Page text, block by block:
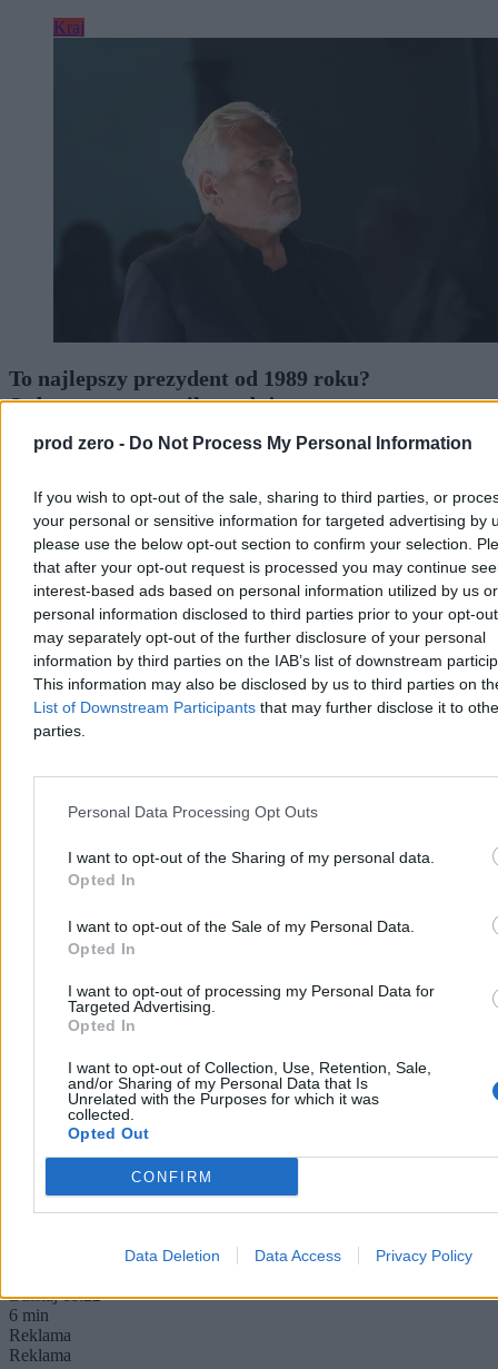
prod zero - Do Not Process My Personal Information
If you wish to opt-out of the sale, sharing to third parties, or
your personal or sensitive information for targeted advertising by
please use the below opt-out section to confirm your selection.
that after your opt-out request is processed you may continue
interest-based ads based on personal information utilized by us or
personal information disclosed to third parties prior to your opt-
may separately opt-out of the further disclosure of your personal
information by third parties on the IAB’s list of downstream
This information may also be disclosed by us to third parties on
List of Downstream Participants that may further disclose it to
parties.
Personal Data Processing Opt Outs
I want to opt-out of the Sharing of my personal data.
Opted In
I want to opt-out of the Sale of my Personal Data.
Opted In
I want to opt-out of processing my Personal Data for
Targeted Advertising.
Opted In
I want to opt-out of Collection, Use, Retention, Sale,
and/or Sharing of my Personal Data that Is
Unrelated with the Purposes for which it was
collected.
Opted Out
CONFIRM
Data Deletion Data Access Privacy Policy
Kraj
To najlepszy prezydent od 1989 roku?
Jednoznaczny wynik sondażu
44,7 proc. Polaków uważa, że dotychczas najlepszym prezydentem
wypadł Lech Wałęsa i Wojciech Jaruzelski.
Paweł Żurek
Dzisiaj 12:42
3 min
Kraj
Kłótnia polityków o rakietę. Zembaczyński ostro
Kwestia niedziałających systemów ostrzegania oraz rakiety Ch-101,
która w ubiegłym tygodniu eksplodowała w woj. lubelskim,
zdominowała rozmowę w Tygodniku Politycznym. Posłowie PiS
oraz Konfederacji oskarżyli rządzących o okłamywanie obywateli. –
Jakbym słuchał Russia Today: państwo nie działa, państwo z tektury
– odpierał te argumenty Witold Zembaczyński z KO.
Dzisiaj 11:22
6 min
Reklama
Reklama